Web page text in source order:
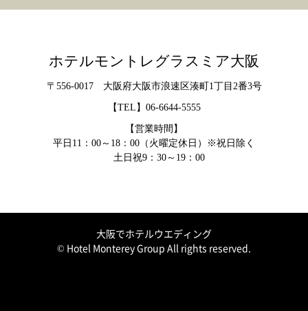
ホテルモントレグラスミア大阪
〒556-0017 大阪府大阪市浪速区湊町1丁目2番3号
【TEL】 06-6644-5555
【営業時間】
平日11：00～18：00（火曜定休日）※祝日除く
土日祝9：30～19：00
大阪でホテルウエディング
© Hotel Monterey Group All rights reserved.